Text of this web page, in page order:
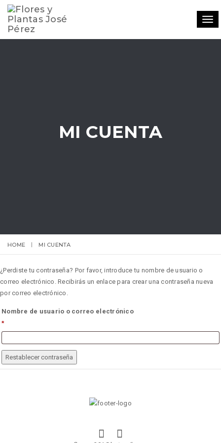
MI CUENTA
HOME MI CUENTA
¿Perdiste tu contraseña? Por favor, introduce tu nombre de usuario o
correo electrónico. Recibirás un enlace para crear una contraseña nueva
por correo electrónico.
Nombre de usuario o correo electrónico
*
OBLIGATORIO
Restablecer contraseña